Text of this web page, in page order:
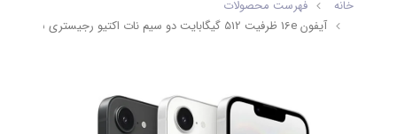
خانه
فهرست محصولات
آیفون 16e ظرفیت 512 گیگابایت دو سیم نات اکتیو رجیستری شرکتی